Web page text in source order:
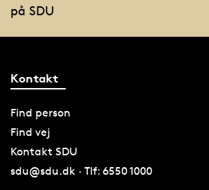
på SDU
Kontakt
Find person
Find vej
Kontakt SDU
sdu@sdu.dk · Tlf: 6550 1000